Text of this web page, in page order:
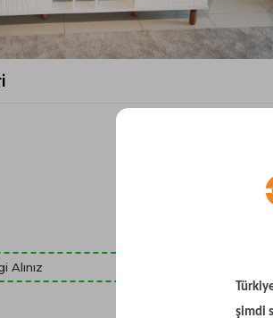
TV Ünitesi
TV Ünitesi
TV Ünitesi
Yataklı Koltuk
Köşe Koltuk
Modern Köşe
Alınız
Son